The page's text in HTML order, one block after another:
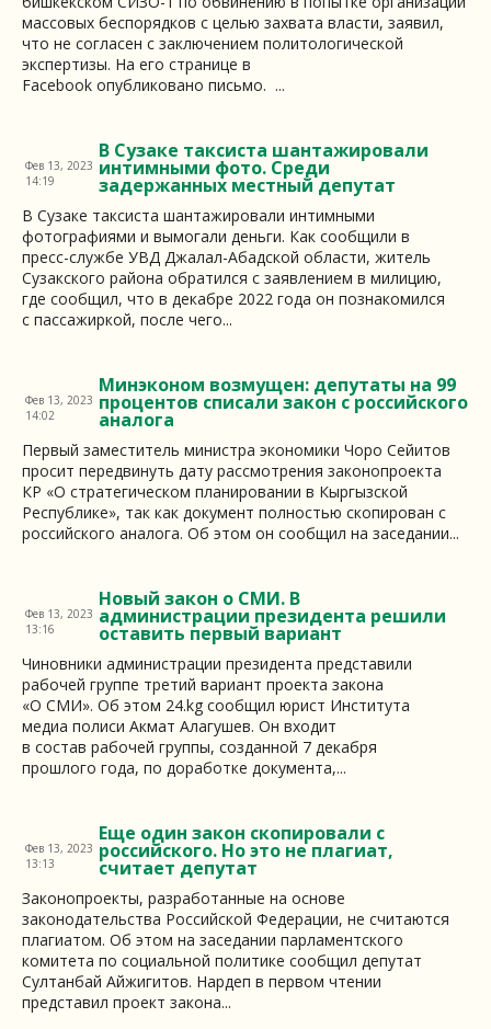
массовых беспорядков с целью захвата власти, заявил,
что не согласен с заключением политологической
экспертизы. На его странице в
Facebook опубликовано письмо. ...
В Сузаке таксиста шантажировали
интимными фото. Среди
задержанных местный депутат
Фев 13, 2023
14:19
В Сузаке таксиста шантажировали интимными
фотографиями и вымогали деньги. Как сообщили в
пресс-службе УВД Джалал-Абадской области, житель
Сузакского района обратился с заявлением в милицию,
где сообщил, что в декабре 2022 года он познакомился
с пассажиркой, после чего...
Минэконом возмущен: депутаты на 99
процентов списали закон с российского
аналога
Фев 13, 2023
14:02
Первый заместитель министра экономики Чоро Сейитов
просит передвинуть дату рассмотрения законопроекта
КР «О стратегическом планировании в Кыргызской
Республике», так как документ полностью скопирован с
российского аналога. Об этом он сообщил на заседании...
Новый закон о СМИ. В
администрации президента решили
оставить первый вариант
Фев 13, 2023
13:16
Чиновники администрации президента представили
рабочей группе третий вариант проекта закона
«О СМИ». Об этом 24.kg сообщил юрист Института
медиа полиси Акмат Алагушев. Он входит
в состав рабочей группы, созданной 7 декабря
прошлого года, по доработке документа,...
Еще один закон скопировали с
российского. Но это не плагиат,
считает депутат
Фев 13, 2023
13:13
Законопроекты, разработанные на основе
законодательства Российской Федерации, не считаются
плагиатом. Об этом на заседании парламентского
комитета по социальной политике сообщил депутат
Султанбай Айжигитов. Нардеп в первом чтении
представил проект закона...